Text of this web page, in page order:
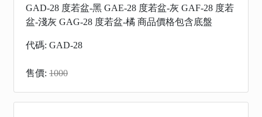
GAD-28 度若盆-黑 GAE-28 度若盆-灰 GAF-28 度若
盆-淺灰 GAG-28 度若盆-橘 商品價格包含底盤
代碼: GAD-28
售價: 1000